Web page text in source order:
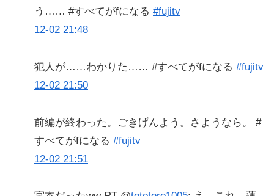
う…… #すべてがfになる #fujitv
12-02 21:48
犯人が……わかりた…… #すべてがfになる #fujitv
12-02 21:50
前編が終わった。ごきげんよう。さようなら。 #
すべてがfになる #fujitv
12-02 21:51